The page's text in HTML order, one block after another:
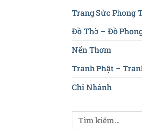
Trang Sức Phong
Đồ Thờ – Đồ
Nến Thơm
Tranh Phật –
Chi Nhánh
Tìm
kiếm: